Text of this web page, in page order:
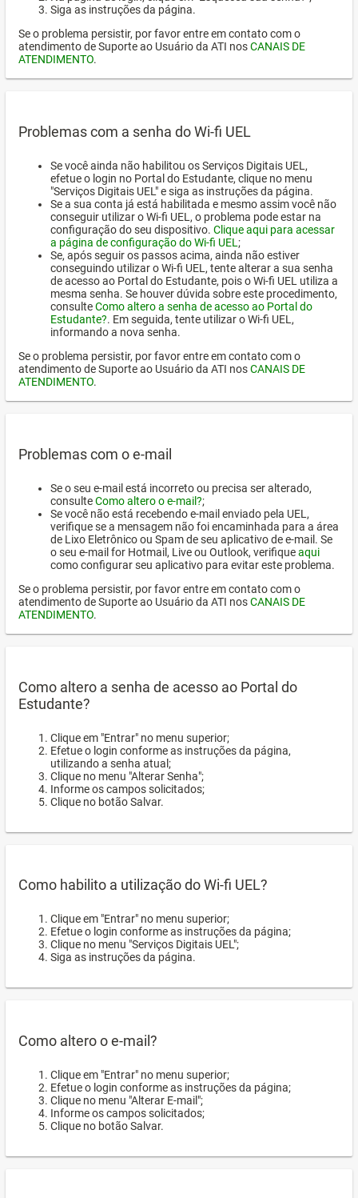
Siga as instruções da página.
Se o problema persistir, por favor entre em contato com o
atendimento de Suporte ao Usuário da ATI nosCANAIS DE
ATENDIMENTO.
Problemas com a senha do Wi-fi UEL
Se você ainda não habilitou os Serviços Digitais UEL,
efetue o login no Portal do Estudante, clique no menu
"Serviços Digitais UEL" e siga as instruções da página.
Se a sua conta já está habilitada e mesmo assim você não
conseguir utilizar o Wi-fi UEL, o problema pode estar na
configuração do seu dispositivo. Clique aqui para acessar
a página de configuração do Wi-fi UEL ;
Se, após seguir os passos acima, ainda não estiver
conseguindo utilizar o Wi-fi UEL, tente alterar a sua senha
de acesso ao Portal do Estudante, pois o Wi-fi UEL utiliza a
mesma senha. Se houver dúvida sobre este procedimento,
consulteComo altero a senha de acesso ao Portal do
Estudante?. Em seguida, tente utilizar o Wi-fi UEL,
informando a nova senha.
Se o problema persistir, por favor entre em contato com o
atendimento de Suporte ao Usuário da ATI nosCANAIS DE
ATENDIMENTO.
Problemas com o e-mail
Se o seu e-mail está incorreto ou precisa ser alterado,
consulteComo altero o e-mail?;
Se você não está recebendo e-mail enviado pela UEL,
verifique se a mensagem não foi encaminhada para a área
de Lixo Eletrônico ou Spam de seu aplicativo de e-mail. Se
o seu e-mail for Hotmail, Live ou Outlook, verifiqueaqui
como configurar seu aplicativo para evitar este problema.
Se o problema persistir, por favor entre em contato com o
atendimento de Suporte ao Usuário da ATI nosCANAIS DE
ATENDIMENTO.
Como altero a senha de acesso ao Portal do
Estudante?
Clique em "Entrar" no menu superior;
Efetue o login conforme as instruções da página,
utilizando a senha atual;
Clique no menu "Alterar Senha";
Informe os campos solicitados;
Clique no botão Salvar.
Como habilito a utilização do Wi-fi UEL?
Clique em "Entrar" no menu superior;
Efetue o login conforme as instruções da página;
Clique no menu "Serviços Digitais UEL";
Siga as instruções da página.
Como altero o e-mail?
Clique em "Entrar" no menu superior;
Efetue o login conforme as instruções da página;
Clique no menu "Alterar E-mail";
Informe os campos solicitados;
Clique no botão Salvar.